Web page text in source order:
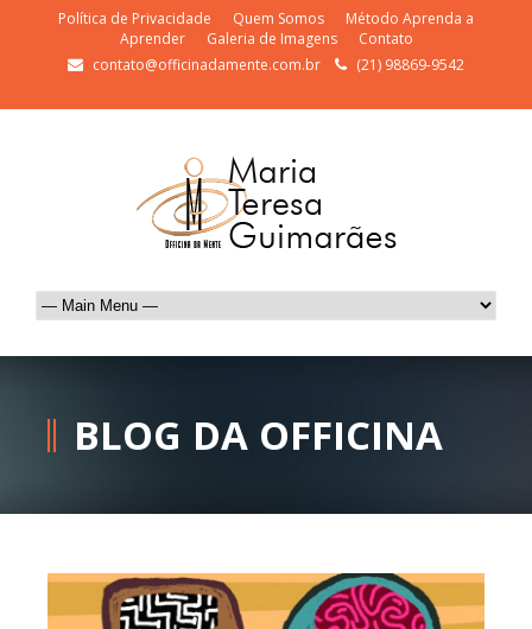
Política de Privacidade Quem Somos
Método Aprenda a
Aprender
Galeria de Imagens
Contato
contato@officinadamente.com.br
(21) 98869-9542
BLOG DA OFFICINA